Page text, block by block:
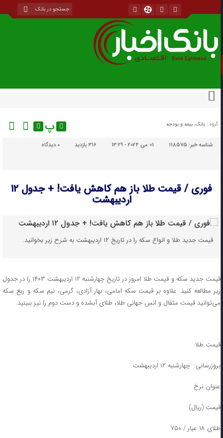
گروه : بانک، بیمه و بودجه پ
شناسه خبر:118575 01 می 2024 - 13:29 316 بازدید دیدگاه
فوری / قیمت طلا باز هم کاهش یافت! + جدول ۱۲
اردیبهشت
قیمت جدید طلا و انواع سکه را در تاریخ ۱۲ اردیبهشت به شرح زیر بخوانید.
قیمت جدید سکه و قیمت طلا امروز در تاریخ چهارشنبه ۱۲ اردیبهشت ۱۴۰۳ را در جدول
زیر مطالعه کنید. علاوه بر قیمت سکه امامی، بهار آزادی، گرمی، نیم سکه و ربع سکه
می‌توانید قیمت مثقال و انس جهانی طلا، طلای آبشده و دست دوم را نیز ببینید.
قیمت طلا
بروزرسانی: چهارشنبه ۱۲ اردیبهشت
عنوان نرخ
قیمت (ریال)
طلای ۱۸ عیار / ۷۵۰